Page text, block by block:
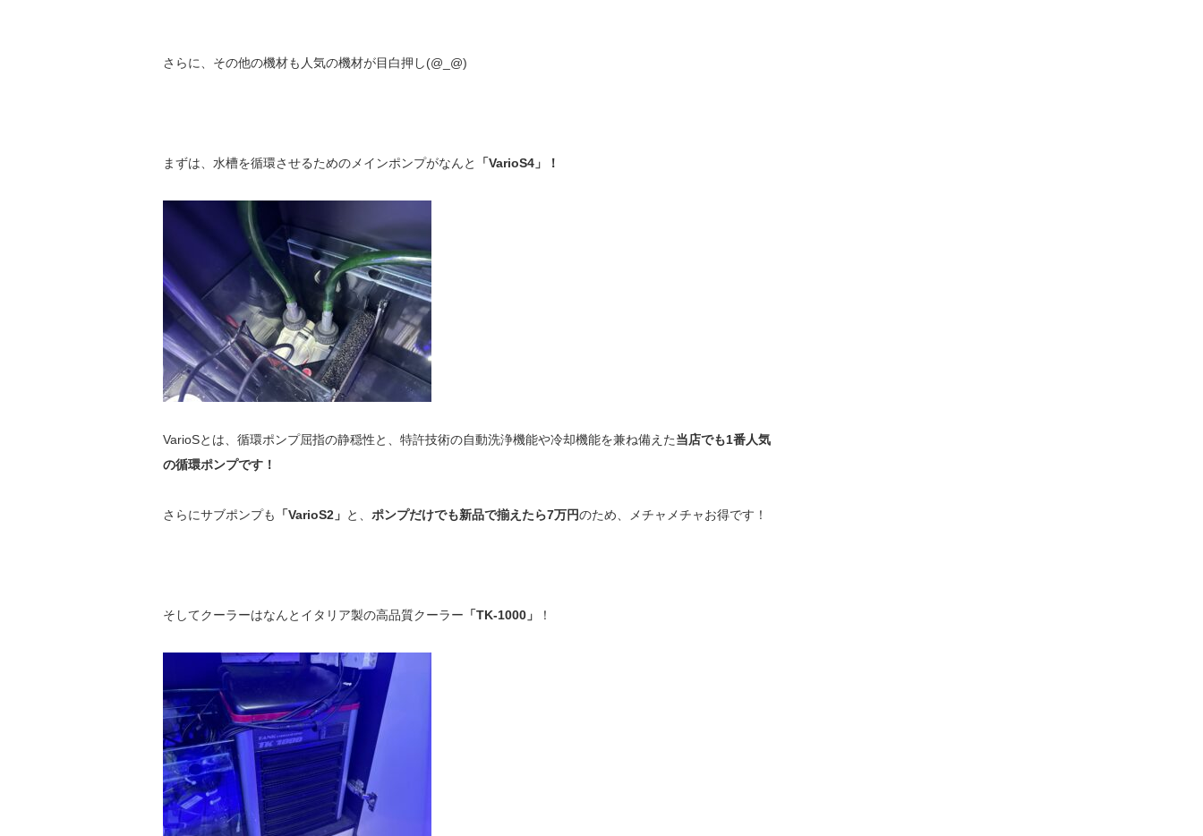
さらに、その他の機材も人気の機材が目白押し(@_@)
まずは、水槽を循環させるためのメインポンプがなんと 「VarioS4」！
VarioSとは、循環ポンプ屈指の静穏性と、特許技術の自動洗浄機能や冷却機能を兼ね備えた当店でも1番人気
の循環ポンプです！
さらにサブポンプも 「VarioS2」 と、 ポンプだけでも新品で揃えたら7万円のため、メチャメチャお得です！
そしてクーラーはなんとイタリア製の高品質クーラー 「TK-1000」 ！